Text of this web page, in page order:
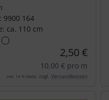
9900 164
ca. 110 cm
2,50 €
10,00 € pro m
inkl. 19 % MwSt. zzgl. Versandkosten